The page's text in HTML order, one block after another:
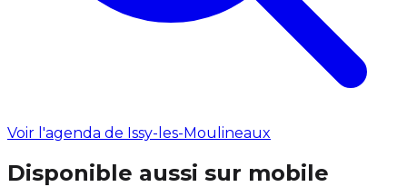
Voir l'agenda de Issy-les-Moulineaux
Disponible aussi sur mobile